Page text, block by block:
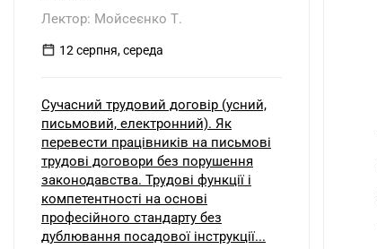
Лектор: Мойсеєнко Т.
12 серпня, середа
Сучасний трудовий договір (усний,
письмовий, електронний). Як
перевести працівників на письмові
трудові договори без порушення
законодавства. Трудові функції і
компетентності на основі
професійного стандарту без
дублювання посадової інструкції...